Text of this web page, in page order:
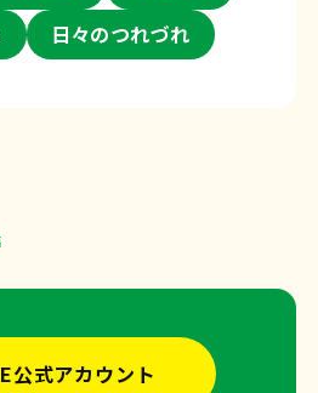
日々のつれづれ
公式アカウント